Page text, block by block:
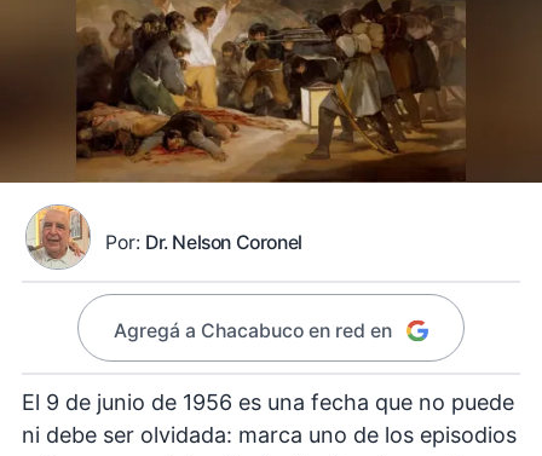
Por: Dr. Nelson Coronel
Agregá a Chacabuco en red en
El 9 de junio de 1956 es una fecha que no puede
ni debe ser olvidada: marca uno de los episodios